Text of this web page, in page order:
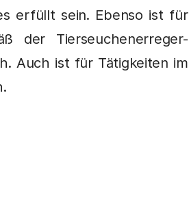
erfüllt sein. Ebenso ist für
der Tierseuchenerreger-
Auch ist für Tätigkeiten im